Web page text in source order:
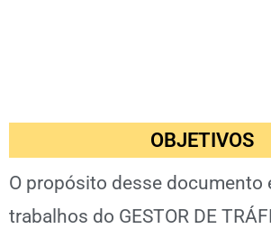
OBJETIVOS
O propósito desse documento
trabalhos do GESTOR DE